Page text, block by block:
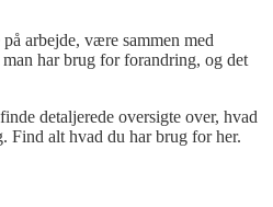
arbejde, være sammen med
har brug for forandring, og det
detaljerede oversigte over, hvad
Find alt hvad du har brug for her.